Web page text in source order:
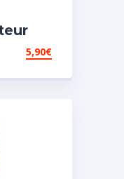
5,90€